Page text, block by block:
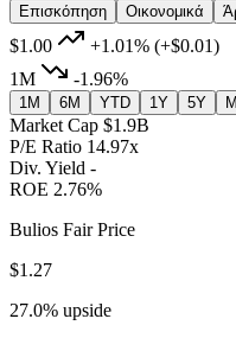
Επισκόπηση
Οικονομικά
$1.00 +1.01% (+$0.01)
1M
-1.96%
1M 6M YTD 1Y 5Y
Market Cap $1.9B
P/E Ratio 14.97x
Div. Yield -
ROE 2.76%
Bulios Fair Price
$1.27
27.0% upside